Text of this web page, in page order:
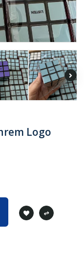
Logo